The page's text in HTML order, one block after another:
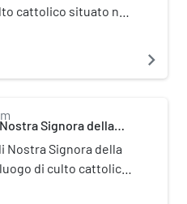
cattolico situato nel
del vicariato
della diocesi di
navigate_next
m
Signora della
Nostra Signora della
di culto cattolico